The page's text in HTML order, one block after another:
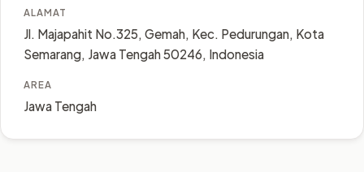
ALAMAT
Jl. Majapahit No.325, Gemah, Kec. Pedurungan, Kota
Semarang, Jawa Tengah 50246, Indonesia
AREA
Jawa Tengah